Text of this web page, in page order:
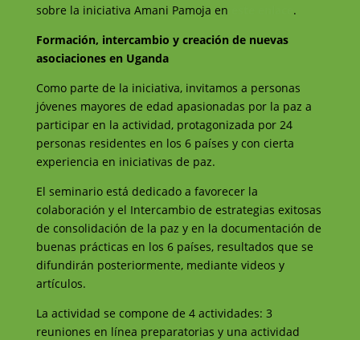
sobre la iniciativa Amani Pamoja en
.
Formación, intercambio y creación de nuevas
asociaciones en Uganda
Como parte de la iniciativa, invitamos a personas
jóvenes mayores de edad apasionadas por la paz a
participar en la actividad, protagonizada por 24
personas residentes en los 6 países y con cierta
experiencia en iniciativas de paz.
El seminario está dedicado a favorecer la
colaboración y el Intercambio de estrategias exitosas
de consolidación de la paz y en la documentación de
buenas prácticas en los 6 países, resultados que se
difundirán posteriormente, mediante videos y
artículos.
La actividad se compone de 4 actividades: 3
reuniones en línea preparatorias y una actividad